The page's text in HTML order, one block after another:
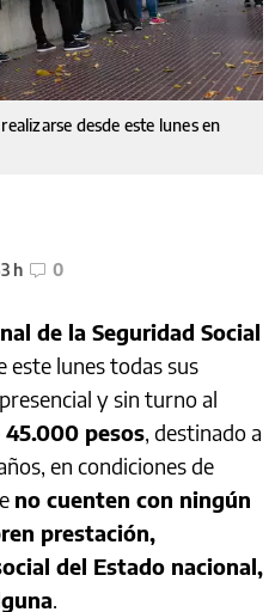
desde este lunes en
h 0
de la Seguridad Social
este lunes todas sus
y sin turno al
45.000 pesos, destinado a
en condiciones de
no cuenten con ningún
prestación,
del Estado nacional,
.